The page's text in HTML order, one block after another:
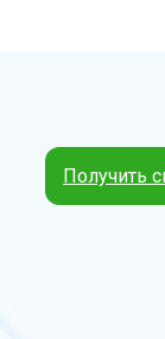
Получить